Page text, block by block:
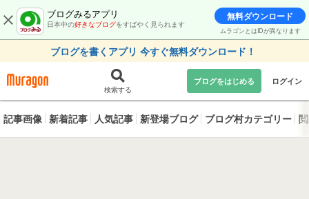
ブログみるアプリ
日本中の好きなブログをすばやく見られます
無料ダウンロード
ムラゴンとはIDが異なります
ブログを書くアプリ 今すぐ無料ダウンロード！
検索する
ブログをはじめる ログイン
記事画像 新着記事 人気記事 新登場ブログ ブログ村カテゴリー